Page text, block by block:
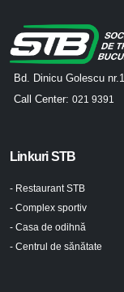
Bd. Dinicu Golescu
Call Center: 021 9391
Linkuri STB
- Restaurant STB
- Complex sportiv
- Casa de odihnă
- Centrul de sănătate